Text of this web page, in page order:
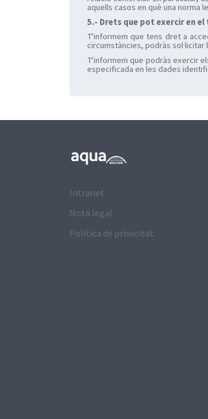
aquells casos en què una norma
5.- Drets que pot exercir en
T'informem que tens dret a
circumstàncies, podràs
T'informem que podràs exercir
especificada en les dades
Intranet
Nota legal
Política de privacitat